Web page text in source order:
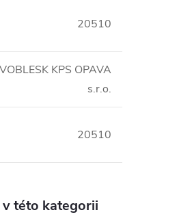
20510
KPS OPAVA
s.r.o.
20510
této kategorii